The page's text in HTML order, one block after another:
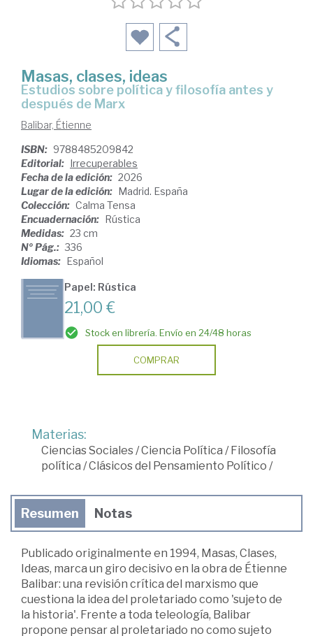
Masas, clases, ideas
Estudios sobre política y filosofía antes y
después de Marx
Balibar, Étienne
ISBN: 9788485209842
Editorial: Irrecuperables
Fecha de la edición: 2026
Lugar de la edición: Madrid. España
Colección: Calma Tensa
Encuadernación: Rústica
Medidas: 23 cm
Nº Pág.: 336
Idiomas: Español
Papel: Rústica
21,00 €
Stock en librería. Envío en 24/48 horas
COMPRAR
Materias:
Ciencias Sociales/Ciencia Política /Filosofía
política /Clásicos del Pensamiento Político /
Resumen Notas
Publicado originalmente en 1994, Masas, Clases,
Ideas, marca un giro decisivo en la obra de Étienne
Balibar: una revisión crítica del marxismo que
cuestiona la idea del proletariado como 'sujeto de
la historia'. Frente a toda teleología, Balibar
propone pensar al proletariado no como sujeto